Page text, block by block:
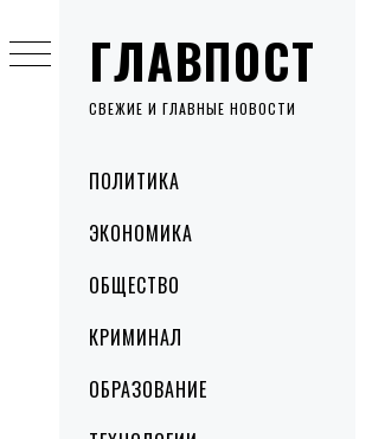
ГЛАВПОСТ
СВЕЖИЕ И ГЛАВНЫЕ НОВОСТИ
MenuПОЛИТИКА
ЭКОНОМИКА
ОБЩЕСТВО
КРИМИНАЛ
ОБРАЗОВАНИЕ
to
content